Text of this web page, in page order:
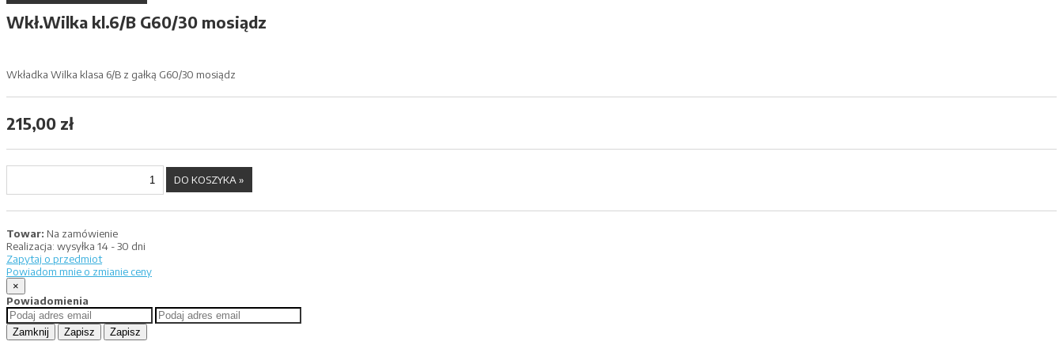
Wkł.Wilka kl.6/B G60/30 mosiądz
Wkładka Wilka klasa 6/B z gałką G60/30 mosiądz
215,00 zł
Towar: Na zamówienie
Realizacja: wysyłka 14 - 30 dni
Zapytaj o przedmiot
Powiadom mnie o zmianie ceny
×
Powiadomienia
Zamknij Zapisz Zapisz